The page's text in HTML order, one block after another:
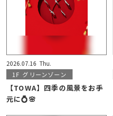
2026.07.16 Thu.
1F グリーンゾーン
【TOWA】四季の風景をお手
元に💍🌸